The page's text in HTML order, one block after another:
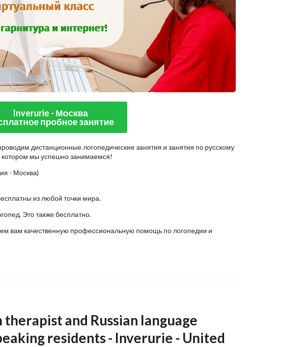
Inverurie - Москва
пробное занятие
дистанционные логопедические занятия и занятия по русскому
котором мы успешно занимаемся!
- Москва)
из любой точки мира.
Это также бесплатно.
вам качественную профессиональную помощь по логопедии и
therapist and Russian language
residents - Inverurie - United